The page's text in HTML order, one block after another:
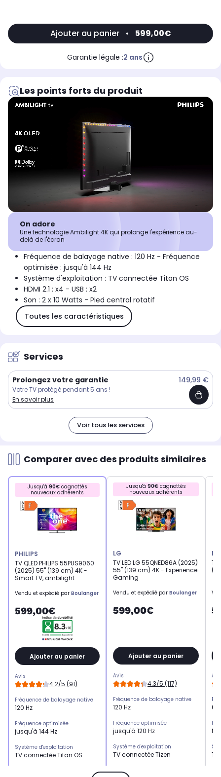
Ajouter au panier • 599,00€
Garantie légale :2 ans
Les points forts du produit
On adore
Une technologie Ambilight 4K qui prolonge l'expérience au-
delà de l'écran
Fréquence de balayage native : 120 Hz - Fréquence
optimisée : jusqu'à 144 Hz
Système d'exploitation : TV connectée Titan OS
HDMI 2.1 : x4 - USB : x2
Son : 2 x 10 Watts - Pied central rotatif
Toutes les caractéristiques
Services
Prolongez votre garantie 149,99 €
Votre TV protégé pendant 5 ans !
En savoir plus
Voir tous les services
Comparer avec des produits similaires
Jusqu'à 90€cagnottés
nouveaux adhérents
PHILIPS
TV QLED PHILIPS 55PUS9060
(2025) 55" (139 cm) 4K -
Smart TV, ambilight
Vendu et expédié par Boulanger
599,00€
Ajouter au panier
Avis
4.2/5 (91)
Fréquence de balayage native
120 Hz
Fréquence optimisée
jusqu'à 144 Hz
Système d'exploitation
TV connectée Titan OS
Jusqu'à 90€cagnottés
nouveaux adhérents
LG
TV LED LG 55QNED86A (2025)
55" (139 cm) 4K - Experience
Gaming
Vendu et expédié par Boulanger
599,00€
Ajouter au panier
Avis
4.3/5 (117)
Fréquence de balayage native
120 Hz
Fréquence optimisée
jusqu'à 120 Hz
Système d'exploitation
TV connectée Tizen
HDMI 2.1
LG
TV
60